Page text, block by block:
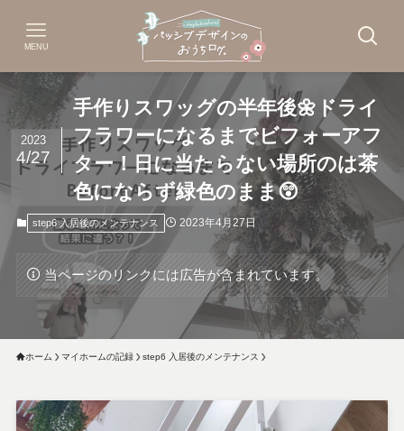
MENU
手作りスワッグの半年後🌼ドライ
フラワーになるまでビフォーアフ
ター！日に当たらない場所のは茶
色にならず緑色のまま😲
2023
4/27
step6 入居後のメンテナンス 2023年4月27日
当ページのリンクには広告が含まれています。
ホーム マイホームの記録 step6 入居後のメンテナンス